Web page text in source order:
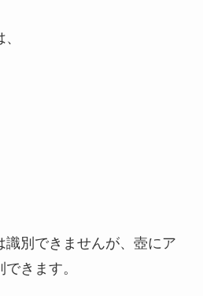
識別できませんが、壺にア
きます。